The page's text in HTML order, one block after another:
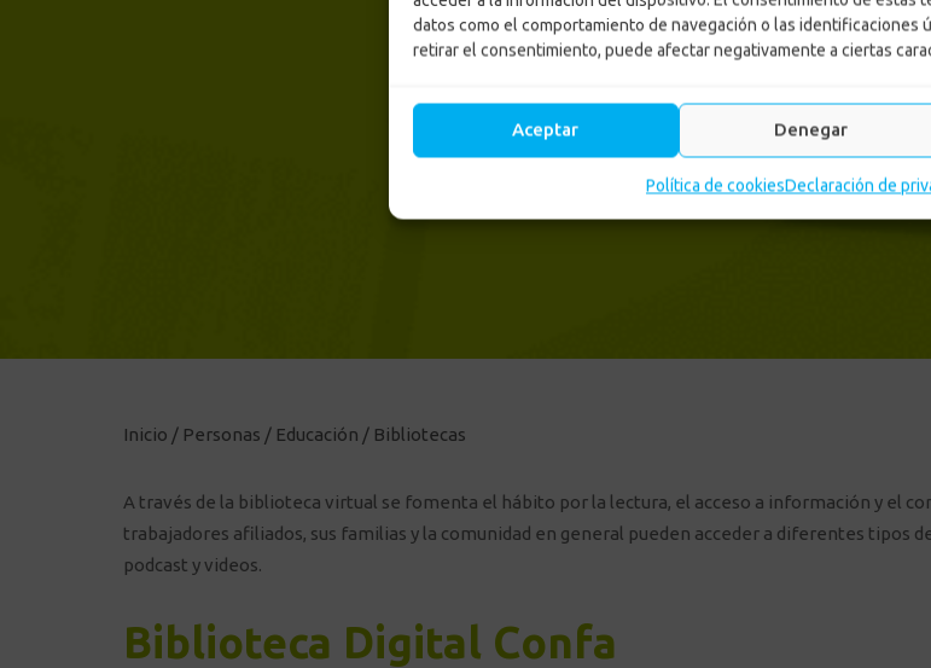
datos como el comportamiento de navegación o las identificaciones
retirar el consentimiento, puede afectar negativamente a ciertas
Aceptar Denegar
Política de cookiesDeclaración de
Inicio / Personas / Educación / Bibliotecas
A través de la biblioteca virtual se fomenta el hábito por la lectura, el acceso a información y el
trabajadores afiliados, sus familias y la comunidad en general pueden acceder a diferentes tipos
podcast y videos.
Biblioteca Digital Confa